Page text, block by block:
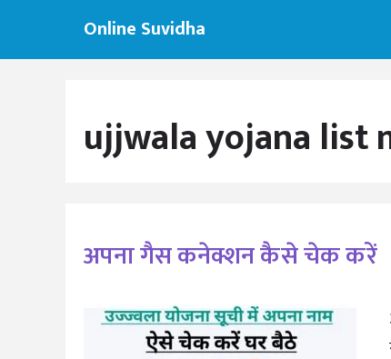
Online Suvidha
ujjwala yojana list
अपना गैस कनेक्शन कैसे चेक करें